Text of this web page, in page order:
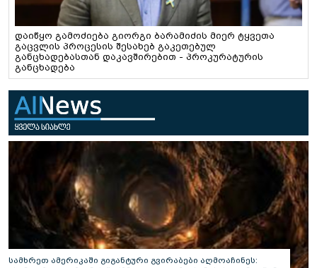
დაიწყო გამოძიება გიორგი ბარამიძის მიერ ტყვეთა
გაცვლის პროცესის შესახებ გაკეთებულ
განცხადებასთან დაკავშირებით - პროკურატურის
განცხადება
სამხრეთ ამერიკაში გიგანტური გვირაბები აღმოაჩინეს: